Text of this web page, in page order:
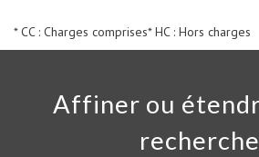
* CC : Charges comprises* HC : Hors charges
Affiner ou étendre votre
recherche